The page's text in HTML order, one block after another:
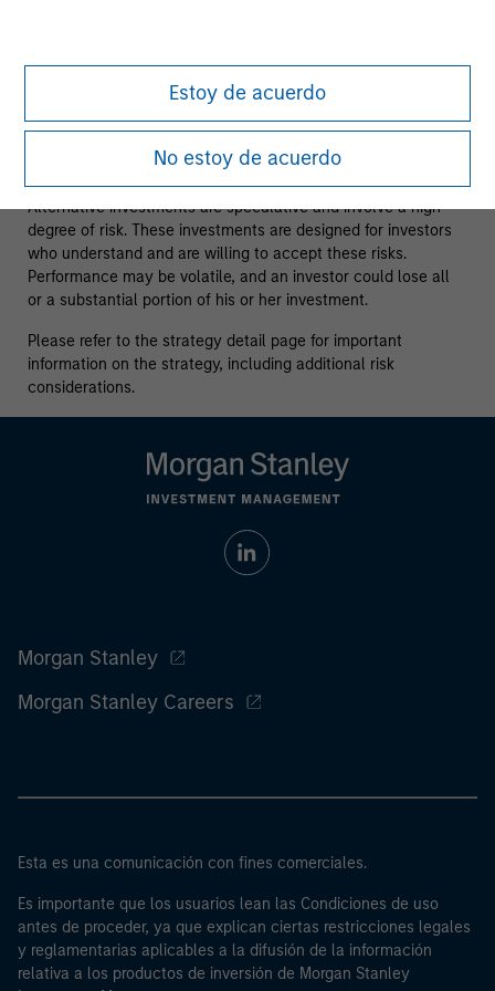
Estoy de acuerdo
No estoy de acuerdo
offer or solicitation, purchase or sale would be unlawful
under the securities, insurance or other laws of such
All investing involves risks, including a loss of principal.
Alternative investments are speculative and involve a high
degree of risk. These investments are designed for investors
who understand and are willing to accept these risks.
Performance may be volatile, and an investor could lose all
or a substantial portion of his or her investment.
Please refer to the strategy detail page for important
information on the strategy, including additional risk
considerations.
Morgan Stanley
Morgan Stanley Careers
Esta es una comunicación con fines comerciales.
Es importante que los usuarios lean las Condiciones de uso
antes de proceder, ya que explican ciertas restricciones legales
y reglamentarias aplicables a la difusión de la información
relativa a los productos de inversión de Morgan Stanley